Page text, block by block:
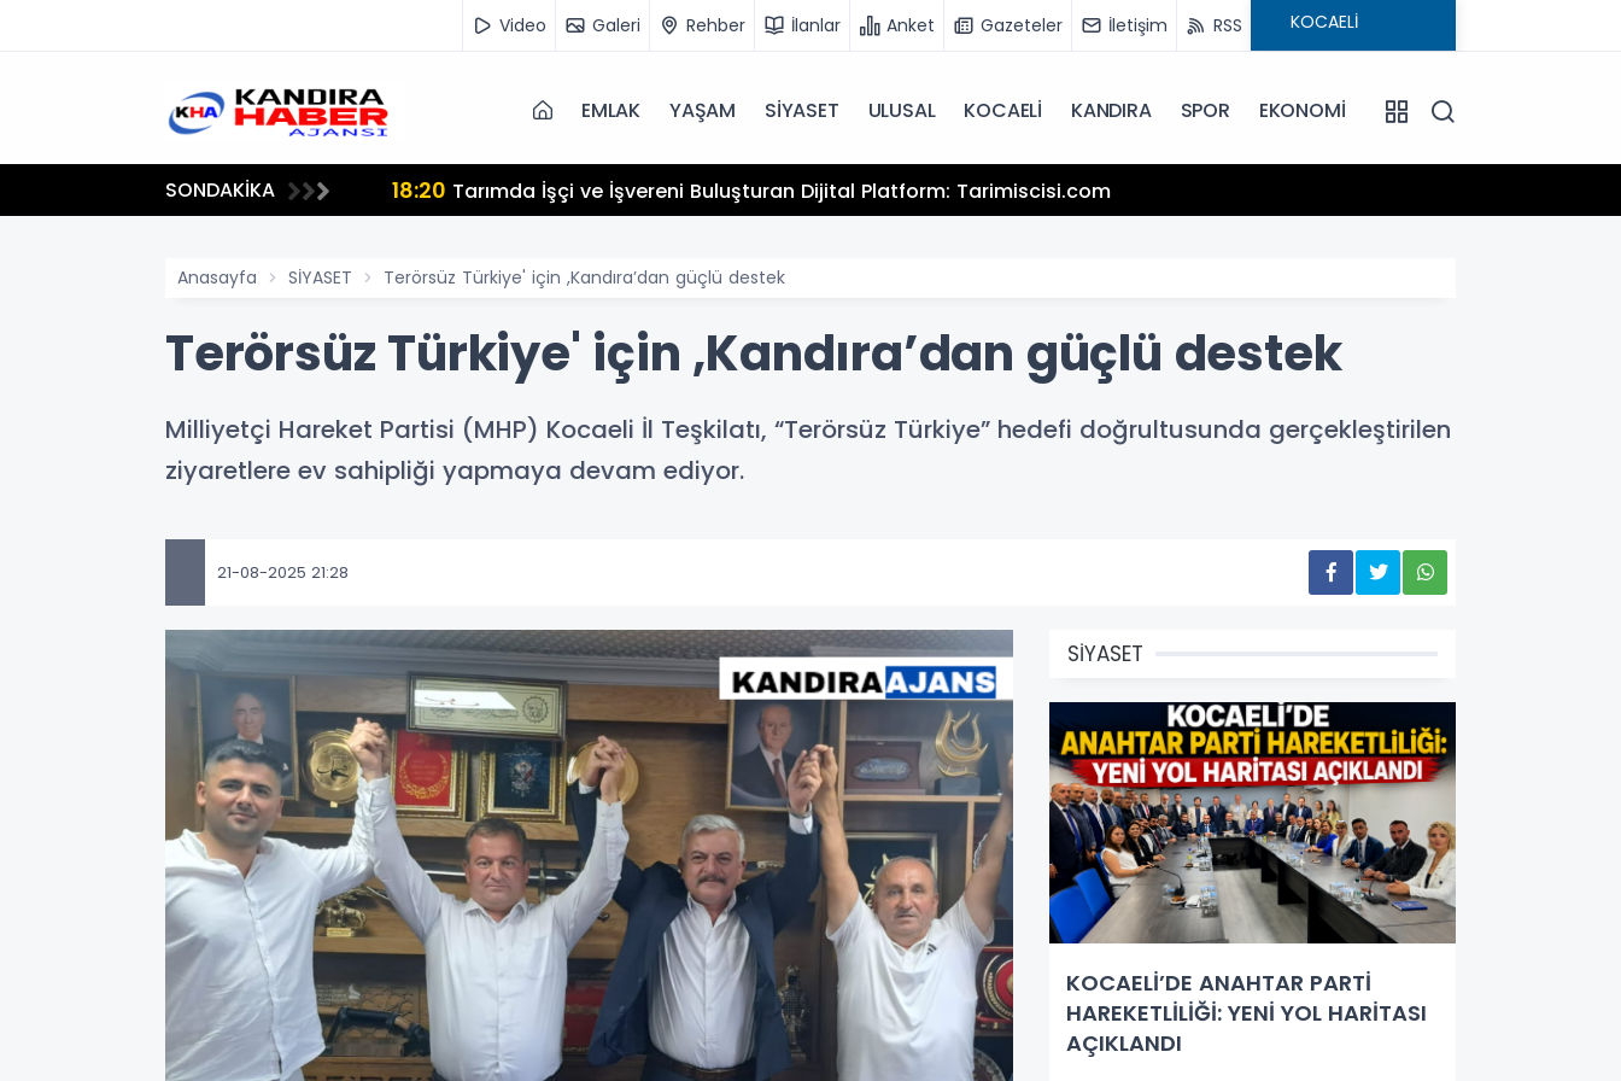
Video Galeri Rehber İlanlar Anket Gazeteler İletişim RSS
EMLAK YAŞAM SİYASET ULUSAL KOCAELİ KANDIRA SPOR EKONOMİ
SONDAKİKA 18:20 Tarımda İşçi ve İşvereni Buluşturan Dijital Platform: Tarimiscisi.com
Anasayfa SİYASET Terörsüz Türkiye' için ,Kandıra’dan güçlü destek
Terörsüz Türkiye' için ,Kandıra’dan güçlü destek
Milliyetçi Hareket Partisi (MHP) Kocaeli İl Teşkilatı, “Terörsüz Türkiye” hedefi doğrultusunda gerçekleştirilen
ziyaretlere ev sahipliği yapmaya devam ediyor.
21-08-2025 21:28
SİYASET
KOCAELİ’DE ANAHTAR PARTİ
HAREKETLİLİĞİ: YENİ YOL HARİTASI
AÇIKLANDI